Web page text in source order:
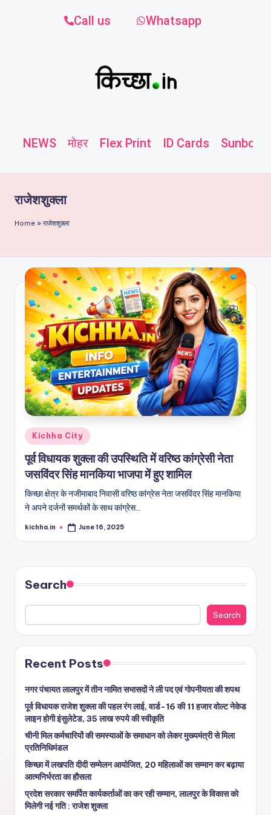
Call us Whatsapp
NEWS मोहर Flex Print ID Cards
राजेशशुक्ला
Home » राजेशशुक्ला
Kichha City
पूर्व विधायक शुक्ला की उपस्थिति में वरिष्ठ कांग्रेसी नेता
जसविंदर सिंह मानकिया भाजपा में हुए शामिल
किच्छा क्षेत्र के नजीमाबाद निवासी वरिष्ठ कांग्रेस नेता जसविंदर सिंह मानकिया
ने अपने दर्जनों समर्थकों के साथ कांग्रेस…
kichha.in June 16, 2025
Search
Search
Recent Posts
नगर पंचायत लालपुर में तीन नामित सभासदों ने ली पद एवं गोपनीयता की शपथ
पूर्व विधायक राजेश शुक्ला की पहल रंग लाई, वार्ड-16 की 11 हजार वोल्ट नेकेड
लाइन होगी इंसुलेटेड, 35 लाख रुपये की स्वीकृति
चीनी मिल कर्मचारियों की समस्याओं के समाधान को लेकर मुख्यमंत्री से मिला
प्रतिनिधिमंडल
किच्छा में लखपति दीदी सम्मेलन आयोजित, 20 महिलाओं का सम्मान कर बढ़ाया
आत्मनिर्भरता का हौसला
प्रदेश सरकार समर्पित कार्यकर्ताओं का कर रही सम्मान, लालपुर के विकास को
मिलेगी नई गति : राजेश शुक्ला